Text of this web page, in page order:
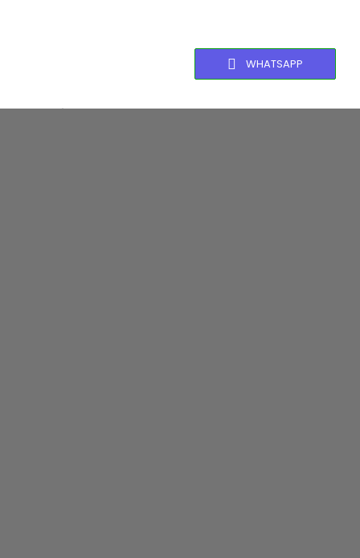
WHATSAPP
Equipamentos,